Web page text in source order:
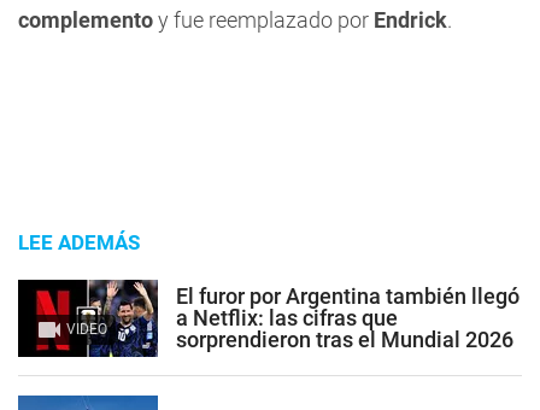
complementoy fue reemplazado por Endrick.
LEE ADEMÁS
VIDEO
El furor por Argentina también llegó
a Netflix: las cifras que
sorprendieron tras el Mundial 2026